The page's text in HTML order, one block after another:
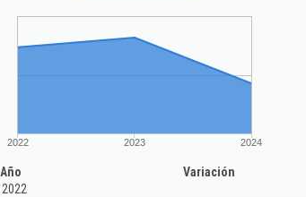
2022 2023 2024
Año
Variación
2022